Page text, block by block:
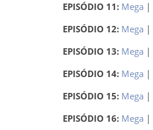
EPISÓDIO 11: Mega |
EPISÓDIO 12: Mega |
EPISÓDIO 13: Mega |
EPISÓDIO 14: Mega |
EPISÓDIO 15: Mega |
EPISÓDIO 16: Mega |